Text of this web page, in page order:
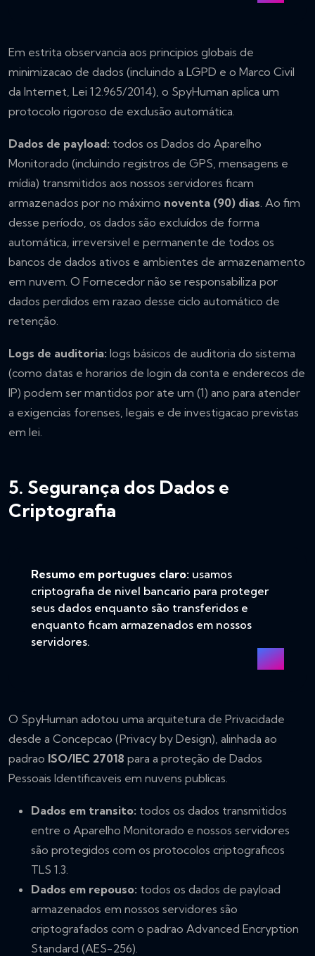
Em estrita observancia aos principios globais de
minimizacao de dados (incluindo a LGPD e o Marco Civil
da Internet, Lei 12.965/2014), o SpyHuman aplica um
protocolo rigoroso de exclusão automática.
Dados de payload: todos os Dados do Aparelho
Monitorado (incluindo registros de GPS, mensagens e
mídia) transmitidos aos nossos servidores ficam
armazenados por no máximo noventa (90) dias . Ao fim
desse período, os dados são excluídos de forma
automática, irreversivel e permanente de todos os
bancos de dados ativos e ambientes de armazenamento
em nuvem. O Fornecedor não se responsabiliza por
dados perdidos em razao desse ciclo automático de
retenção.
Logs de auditoria: logs básicos de auditoria do sistema
(como datas e horarios de login da conta e enderecos de
IP) podem ser mantidos por ate um (1) ano para atender
a exigencias forenses, legais e de investigacao previstas
em lei.
5. Segurança dos Dados e
Criptografia
Resumo em portugues claro: usamos
criptografia de nivel bancario para proteger
seus dados enquanto são transferidos e
enquanto ficam armazenados em nossos
servidores.
O SpyHuman adotou uma arquitetura de Privacidade
desde a Concepcao (Privacy by Design), alinhada ao
padrao ISO/IEC 27018 para a proteção de Dados
Pessoais Identificaveis em nuvens publicas.
Dados em transito: todos os dados transmitidos
entre o Aparelho Monitorado e nossos servidores
são protegidos com os protocolos criptograficos
TLS 1.3.
Dados em repouso: todos os dados de payload
armazenados em nossos servidores são
criptografados com o padrao Advanced Encryption
Standard (AES-256).